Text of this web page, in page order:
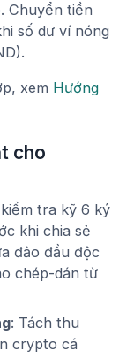
Chuyển tiền
số dư ví nóng
xem Hướng
cho
tra kỹ 6 ký
khi chia sẻ
đảo đầu độc
chép-dán từ
: Tách thu
crypto cá